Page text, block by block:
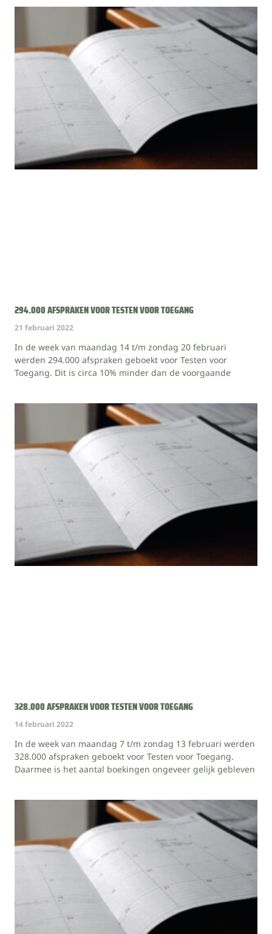
294.000 AFSPRAKEN VOOR TESTEN VOOR TOEGANG
21 februari 2022
In de week van maandag 14 t/m zondag 20 februari
werden 294.000 afspraken geboekt voor Testen voor
Toegang. Dit is circa 10% minder dan de voorgaande
328.000 AFSPRAKEN VOOR TESTEN VOOR TOEGANG
14 februari 2022
In de week van maandag 7 t/m zondag 13 februari werden
328.000 afspraken geboekt voor Testen voor Toegang.
Daarmee is het aantal boekingen ongeveer gelijk gebleven